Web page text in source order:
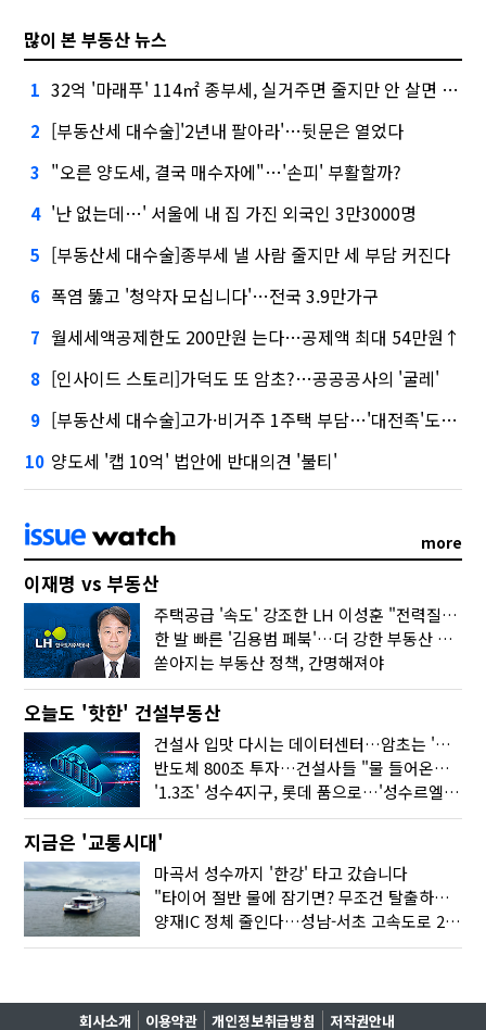
많이 본 부동산 뉴스
1 32억 '마래푸' 114㎡ 종부세, 실거주면 줄지만 안 살면 2.5배
2 [부동산세 대수술]'2년내 팔아라'…뒷문은 열었다
3 "오른 양도세, 결국 매수자에"…'손피' 부활할까?
4 '난 없는데…' 서울에 내 집 가진 외국인 3만3000명
5 [부동산세 대수술]종부세 낼 사람 줄지만 세 부담 커진다
6 폭염 뚫고 '청약자 모십니다'…전국 3.9만가구
7 월세세액공제한도 200만원 는다…공제액 최대 54만원↑
8 [인사이드 스토리]가덕도 또 암초?…공공공사의 '굴레'
9 [부동산세 대수술]고가·비거주 1주택 부담…'대전족'도 불똥
10 양도세 '캡 10억' 법안에 반대의견 '불티'
more
이재명 vs 부동산
주택공급 '속도' 강조한 LH 이성훈 "전력질주해야"
한 발 빠른 '김용범 페북'…더 강한 부동산 규제 나오나
쏟아지는 부동산 정책, 간명해져야
오늘도 '핫한' 건설부동산
건설사 입맛 다시는 데이터센터…암초는 '주민 반대'
반도체 800조 투자…건설사들 "물 들어온다!"
'1.3조' 성수4지구, 롯데 품으로…'성수르엘 S70' 거듭
지금은 '교통시대'
마곡서 성수까지 '한강' 타고 갔습니다
"타이어 절반 물에 잠기면? 무조건 탈출하세요"
양재IC 정체 줄인다…성남-서초 고속도로 2029년 착공
회사소개 이용약관 개인정보취급방침 저작권안내